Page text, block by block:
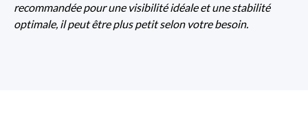
recommandée pour une visibilité idéale et une stabilité
optimale, il peut être plus petit selon votre besoin.